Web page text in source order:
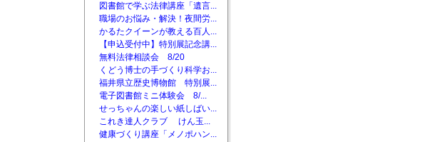
図書館で学ぶ法律講座「遺言...
職場のお悩み・解決！夜間労...
かるたクイーンが教える百人...
【申込受付中】特別展記念講...
無料法律相談会 8/20
くどう博士の手づくり科学お...
福井県立歴史博物館 特別展...
電子図書館ミニ体験会 8/...
せっちゃんの楽しい紙しばい...
これき達人クラブ けん玉...
健康づくり講座「メノポハン...